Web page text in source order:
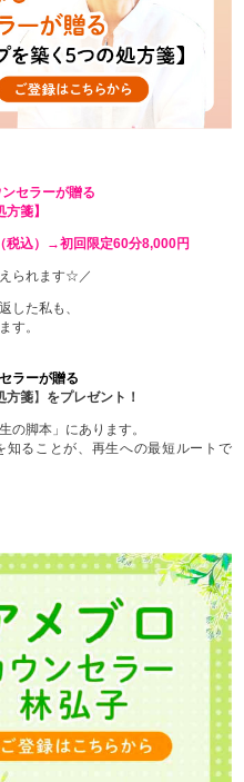
セラーが贈る
箋】
税込）→初回限定60分8,000円
られます☆／
した私も、
す。
ラーが贈る
方箋】 をプレゼント！
の脚本」にあります。
ることが、再生への最短ルートで